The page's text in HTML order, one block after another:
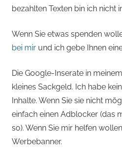
bezahlten Texten bin ich nicht
Wenn Sie etwas spenden
bei mir und ich gebe Ihnen
Die Google-Inserate in
kleines Sackgeld. Ich habe
Inhalte. Wenn Sie sie nicht
einfach einen Adblocker (das
so). Wenn Sie mir helfen
Werbebanner.